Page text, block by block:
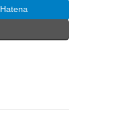
Hatena